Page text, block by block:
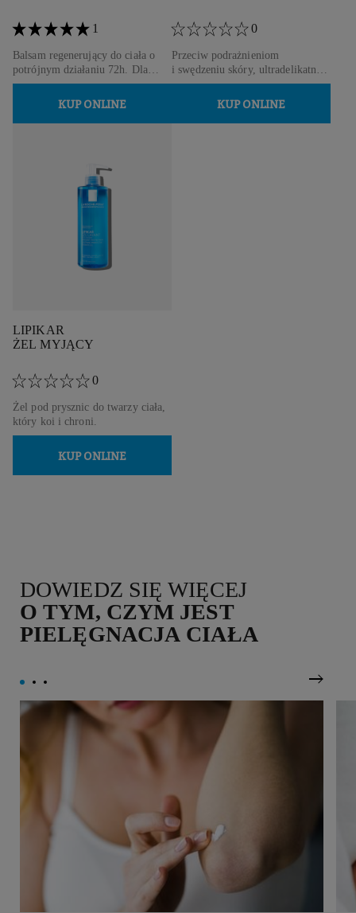
1
Balsam regenerujący do ciała o
potrójnym działaniu 72h. Dla
skóry bardzo suchej i skłonnej do
KUP ONLINE
0
Przeciw podrażnieniom
i swędzeniu skóry, ultradelikatny
produkt do mycia twarzy i ciała
KUP ONLINE
LIPIKAR
ŻEL MYJĄCY
0
Żel pod prysznic do twarzy ciała,
który koi i chroni.
KUP ONLINE
DOWIEDZ SIĘ WIĘCEJ
O TYM, CZYM JEST
PIELĘGNACJA CIAŁA